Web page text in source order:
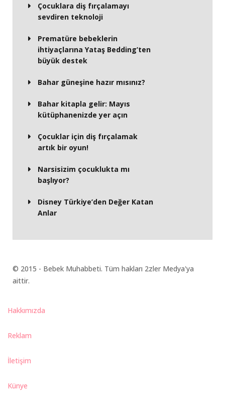
Çocuklara diş fırçalamayı
sevdiren teknoloji
Prematüre bebeklerin
ihtiyaçlarına Yataş Bedding’ten
büyük destek
Bahar güneşine hazır mısınız?
Bahar kitapla gelir: Mayıs
kütüphanenizde yer açın
Çocuklar için diş fırçalamak
artık bir oyun!
Narsisizim çocuklukta mı
başlıyor?
Disney Türkiye’den Değer Katan
Anlar
© 2015 - Bebek Muhabbeti. Tüm hakları 2zler Medya'ya
aittir.
Hakkımızda
Reklam
İletişim
Künye